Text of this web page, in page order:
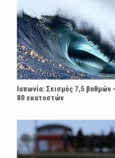
Ιαπωνία: Σεισμός 7,5
80 εκατοστών